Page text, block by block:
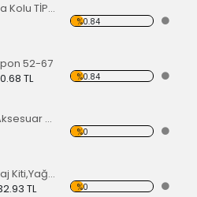
Kaput Dış Açma Kolu TİP 1 68-79
%0.84
52-67
TL %0.84
Motor Takımı Aksesuar Kiti Sarı
%0
Yağ Filtre Montaj Kiti,Yağ Filtresi Dahil
TL %0